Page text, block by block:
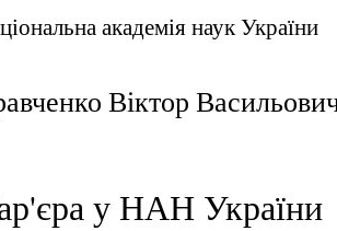
академія наук України
Віктор
у НАН України